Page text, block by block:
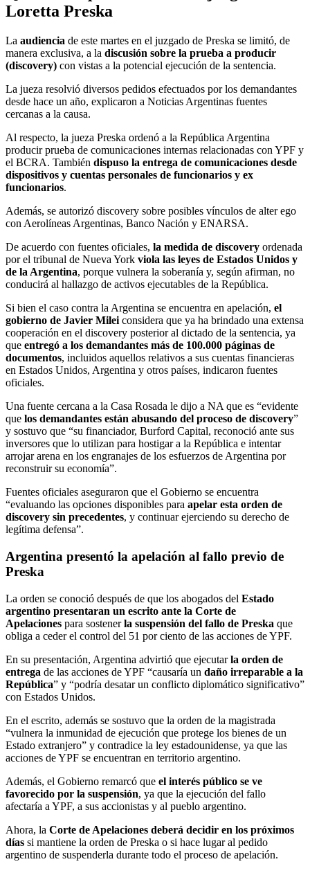
Loretta Preska
La audiencia de este martes en el juzgado de Preska se limitó, de
manera exclusiva, a la discusión sobre la prueba a producir
(discovery) con vistas a la potencial ejecución de la sentencia.
La jueza resolvió diversos pedidos efectuados por los demandantes
desde hace un año, explicaron a Noticias Argentinas fuentes
cercanas a la causa.
Al respecto, la jueza Preska ordenó a la República Argentina
producir prueba de comunicaciones internas relacionadas con YPF y
el BCRA. También dispuso la entrega de comunicaciones desde
dispositivos y cuentas personales de funcionarios y ex
funcionarios.
Además, se autorizó discovery sobre posibles vínculos de alter ego
con Aerolíneas Argentinas, Banco Nación y ENARSA.
De acuerdo con fuentes oficiales, la medida de discovery ordenada
por el tribunal de Nueva York viola las leyes de Estados Unidos y
de la Argentina, porque vulnera la soberanía y, según afirman, no
conducirá al hallazgo de activos ejecutables de la República.
Si bien el caso contra la Argentina se encuentra en apelación, el
gobierno de Javier Milei considera que ya ha brindado una extensa
cooperación en el discovery posterior al dictado de la sentencia, ya
que entregó a los demandantes más de 100.000 páginas de
documentos, incluidos aquellos relativos a sus cuentas financieras
en Estados Unidos, Argentina y otros países, indicaron fuentes
oficiales.
Una fuente cercana a la Casa Rosada le dijo a NA que es “evidente
que los demandantes están abusando del proceso de discovery”
y sostuvo que “su financiador, Burford Capital, reconoció ante sus
inversores que lo utilizan para hostigar a la República e intentar
arrojar arena en los engranajes de los esfuerzos de Argentina por
reconstruir su economía”.
Fuentes oficiales aseguraron que el Gobierno se encuentra
“evaluando las opciones disponibles para apelar esta orden de
discovery sin precedentes, y continuar ejerciendo su derecho de
legítima defensa”.
Argentina presentó la apelación al fallo previo de
Preska
La orden se conoció después de que los abogados del Estado
argentino presentaran un escrito ante la Corte de
Apelaciones para sostenerla suspensión del fallo de Preska que
obliga a ceder el control del 51 por ciento de las acciones de YPF.
En su presentación, Argentina advirtió que ejecutarla orden de
entrega de las acciones de YPF “causaría un daño irreparable a la
República” y “podría desatar un conflicto diplomático significativo”
con Estados Unidos.
En el escrito, además se sostuvo que la orden de la magistrada
“vulnera la inmunidad de ejecución que protege los bienes de un
Estado extranjero” y contradice la ley estadounidense, ya que las
acciones de YPF se encuentran en territorio argentino.
Además, el Gobierno remarcó que el interés público se ve
favorecido por la suspensión, ya que la ejecución del fallo
afectaría a YPF, a sus accionistas y al pueblo argentino.
Ahora, la Corte de Apelaciones deberá decidir en los próximos
días si mantiene la orden de Preska o si hace lugar al pedido
argentino de suspenderla durante todo el proceso de apelación.